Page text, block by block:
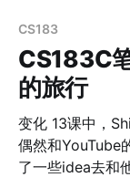
1798664] 下载慢的童鞋我导出了pdf放在百度网盘中：
Netflix文化PDF
[http://pan.baidu.com/
译出来并且写了
如"We’re
CS183
CS183C
的旅行
变化 13课中，
偶然和YouTube
了一些idea去和